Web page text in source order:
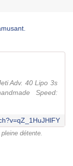
Adv. 40 Lipo 3s
Speed:
détente.